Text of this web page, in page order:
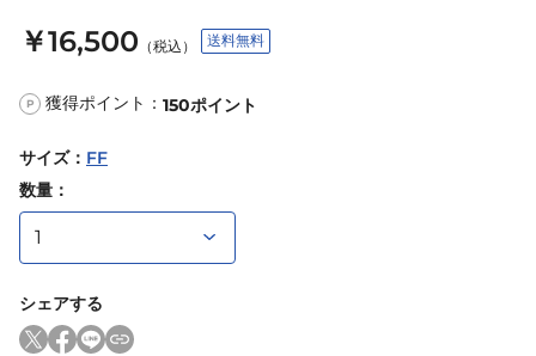
￥16,500 （税込） 送料無料
P 獲得ポイント： 150ポイント
サイズ： FF
数量：
シェアする